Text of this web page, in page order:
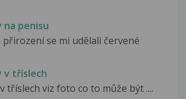
na penisu
přirození se mi udělali červené
v tříslech
tříslech viz foto co to může být ....